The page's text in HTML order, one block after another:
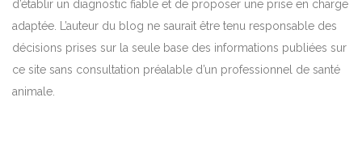
d’établir un diagnostic fiable et de proposer une prise en charge
adaptée. L’auteur du blog ne saurait être tenu responsable des
décisions prises sur la seule base des informations publiées sur
ce site sans consultation préalable d’un professionnel de santé
animale.